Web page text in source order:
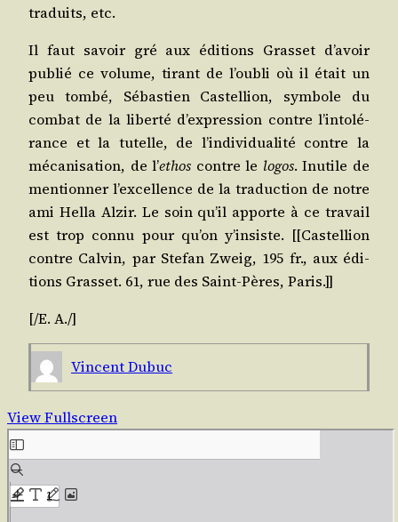
tra­duits, etc.
Il faut savoir gré aux édi­tions Gras­set d’a­voir
publié ce volume, tirant de l’ou­bli où il était un
peu tom­bé, Sébas­tien Cas­tel­lion, sym­bole du
com­bat de la liber­té d’ex­pres­sion contre l’in­to­lé­
rance et la tutelle, de l’in­di­vi­dua­li­té contre la
méca­ni­sa­tion, de l’ethos contre le logos. Inutile de
men­tion­ner l’ex­cel­lence de la tra­duc­tion de notre
ami Hel­la Alzir. Le soin qu’il apporte à ce tra­vail
est trop connu pour qu’on y’in­siste. [[Cas­tel­lion
contre Cal­vin, par Ste­fan Zweig, 195 fr., aux édi­
tions Gras­set. 61, rue des Saint-Pères, Paris.]]
[/​E. A./]
Vincent Dubuc
View Fullscreen